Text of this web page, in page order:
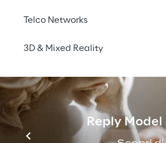
Telco Networks
3D & Mixed Reality
Reply